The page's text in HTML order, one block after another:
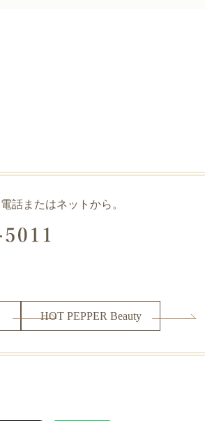
話またはネットから。
HOT PEPPER Beauty